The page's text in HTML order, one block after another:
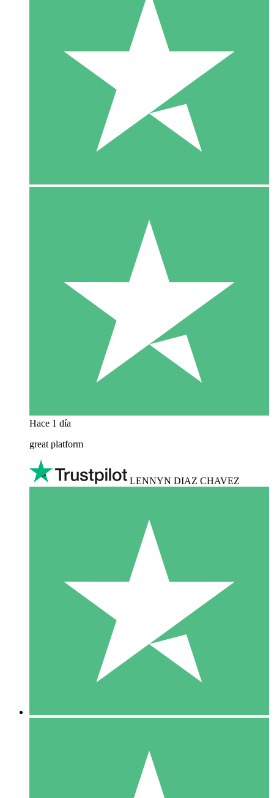
Hace 1 día
great platform
LENNYN DIAZ CHAVEZ